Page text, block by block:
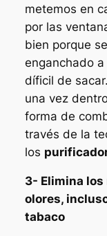
metemos en
por las
bien porque
enganchado
díficil de
una vez
forma de
través de la
los
3- Elimina los
olores,
tabaco